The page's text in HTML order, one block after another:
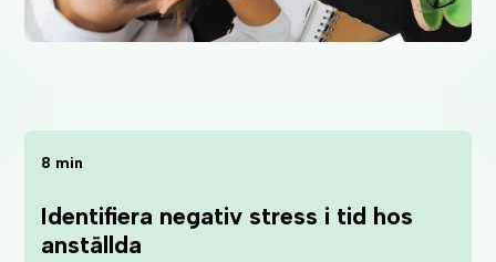
8 min
Identifiera negativ stress i tid hos
anställda